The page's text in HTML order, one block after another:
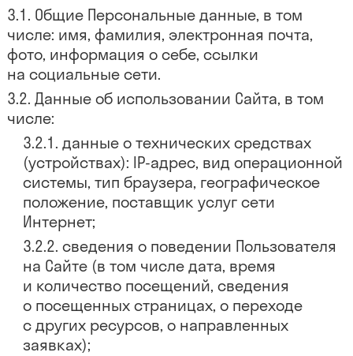
Общие Персональные данные, в том
числе: имя, фамилия, электронная почта,
фото, информация о себе, ссылки
на социальные сети.
Данные об использовании Сайта, в том
числе:
данные о технических средствах
(устройствах): IP-адрес, вид операционной
системы, тип браузера, географическое
положение, поставщик услуг сети
Интернет;
сведения о поведении Пользователя
на Сайте (в том числе дата, время
и количество посещений, сведения
о посещенных страницах, о переходе
с других ресурсов, о направленных
заявках);